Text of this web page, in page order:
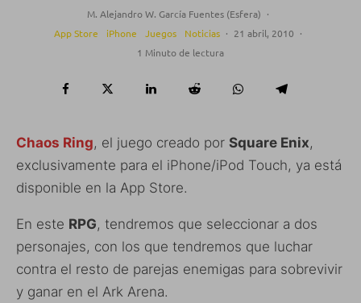
M. Alejandro W. García Fuentes (Esfera) ·
App Store
iPhone Juegos Noticias · 21 abril, 2010 ·
1 Minuto de lectura
Chaos Ring, el juego creado por Square Enix,
exclusivamente para el iPhone/iPod Touch, ya está
disponible en la App Store.
En este RPG, tendremos que seleccionar a dos
personajes, con los que tendremos que luchar
contra el resto de parejas enemigas para sobrevivir
y ganar en el Ark Arena.